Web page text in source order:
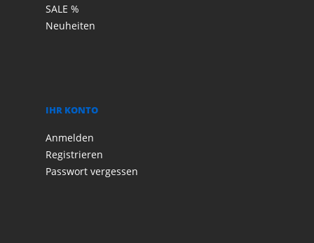
SALE %
Neuheiten
IHR KONTO
Anmelden
Registrieren
Passwort vergessen